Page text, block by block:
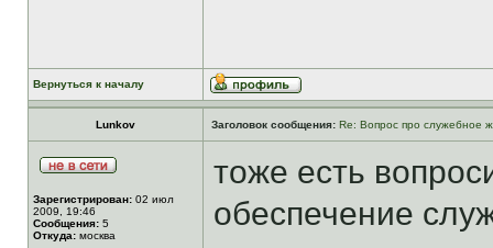
Вернуться к началу
Lunkov Заголовок сообщения: Re: Вопрос про служебное
Зарегистрирован: 02 июл
2009, 19:46
Сообщения: 5
Откуда: москва
тоже есть
обеспечение